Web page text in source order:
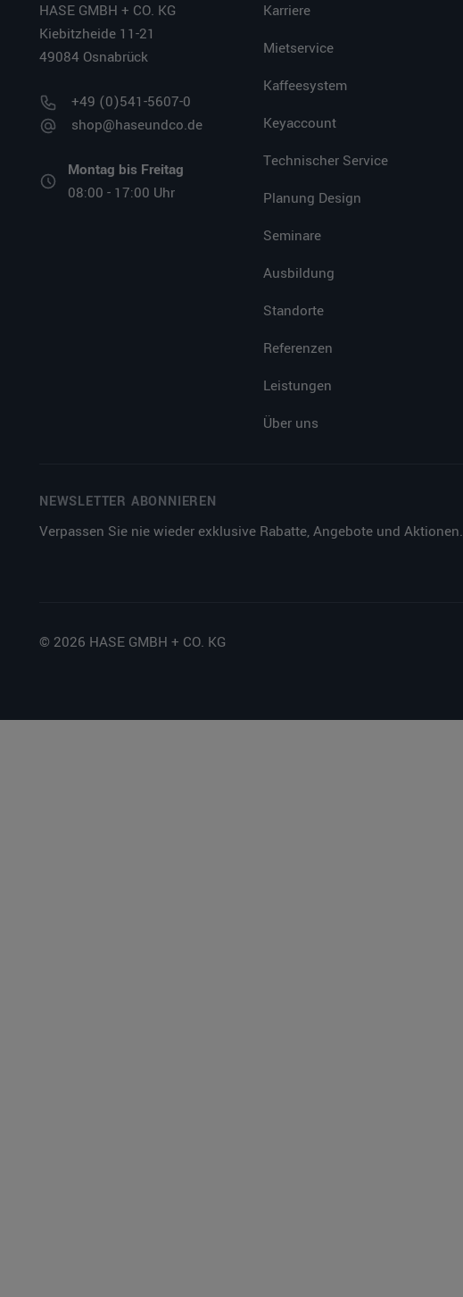
HASE GMBH + CO. KG
Kiebitzheide 11-21
49084 Osnabrück
+49 (0)541-5607-0
shop@haseundco.de
Montag bis Freitag
08:00 - 17:00 Uhr
Karriere
Mietservice
Kaffeesystem
Keyaccount
Technischer Service
Planung Design
Seminare
Ausbildung
Standorte
Referenzen
Leistungen
Über uns
NEWSLETTER ABONNIEREN
Verpassen Sie nie wieder exklusive Rabatte, Angebote und Aktionen.
© 2026 HASE GMBH + CO. KG